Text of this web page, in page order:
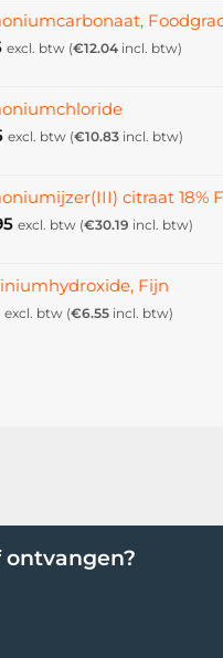
excl. btw (€12.04 incl. btw)
excl. btw (€10.83 incl. btw)
citraat 18%
excl. btw (€30.19 incl. btw)
Fijn
excl. btw (€6.55 incl. btw)
ontvangen?